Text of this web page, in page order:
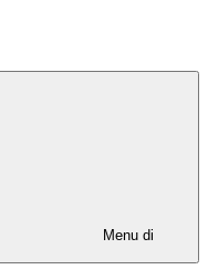
Menu di